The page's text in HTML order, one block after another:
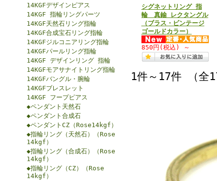
14KGFデザインピアス
14KGF 指輪リングパーツ
14KGF天然石リング指輪
14KGF合成宝石リング指輪
14KGFジルコニアリング指輪
14KGFパールリング指輪
14KGF デザインリング 指輪
14KGFモアサナイトリング指輪
14KGFバングル・腕輪
14KGFブレスレット
14KGF フープピアス
◆ペンダント天然石
◆ペンダント合成石
◆ペンダントCZ（Rose14kgf）
◆指輪リング（天然石）（Rose
14kgf）
◆指輪リング（合成石）（Rose
14kgf）
◆指輪リング（CZ）（Rose
14kgf）
シグネットリング 指
輪 真鍮 レクタングル
（ブラス・ビンテージ
ゴールドカラー）
850円 (税込) ～
1件～17件 （全